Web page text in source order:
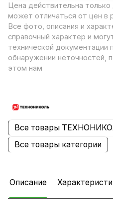
Цена действительна
может отличаться от цен в
Все фото, описания и
справочный характер и
технической документации
обнаружении неточностей,
этом нам
Все товары
Все товары категории
Описание